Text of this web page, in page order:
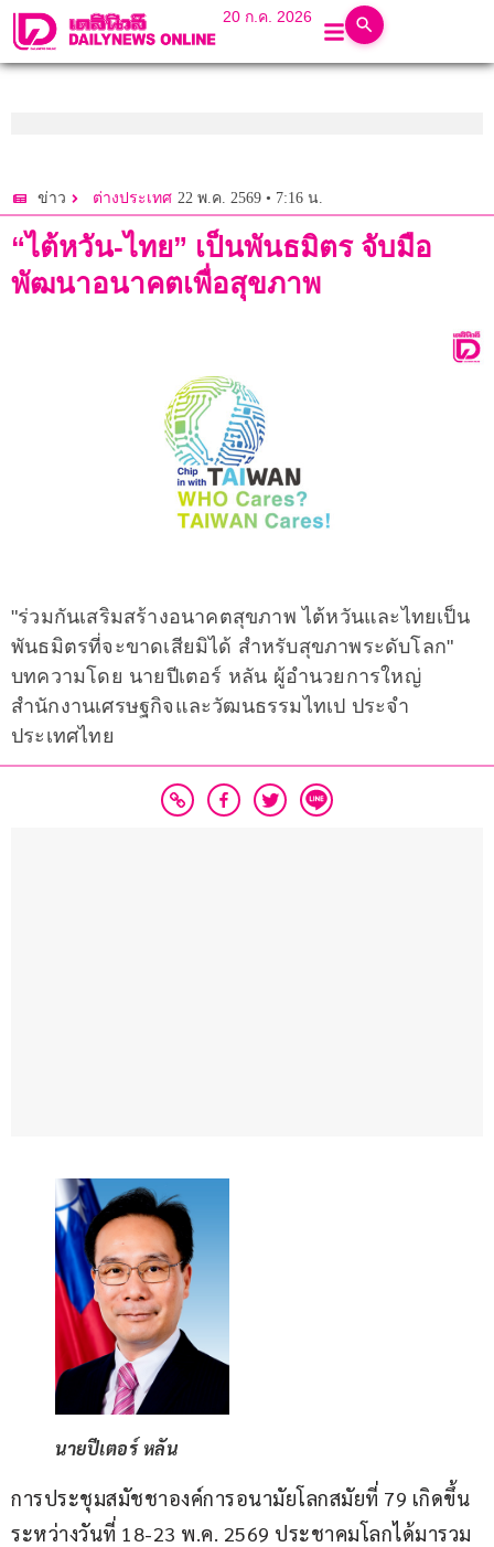
20 ก.ค. 2026
ข่าว ต่างประเทศ 22 พ.ค. 2569 • 7:16 น.
“ไต้หวัน-ไทย” เป็นพันธมิตร จับมือ
พัฒนาอนาคตเพื่อสุขภาพ
"ร่วมกันเสริมสร้างอนาคตสุขภาพ ไต้หวันและไทยเป็น
พันธมิตรที่จะขาดเสียมิได้ สำหรับสุขภาพระดับโลก"
บทความโดย นายปีเตอร์ หลัน ผู้อำนวยการใหญ่
สำนักงานเศรษฐกิจและวัฒนธรรมไทเป ประจำ
ประเทศไทย
นายปีเตอร์ หลัน
การประชุมสมัชชาองค์การอนามัยโลกสมัยที่ 79 เกิดขึ้น
ระหว่างวันที่ 18-23 พ.ค. 2569 ประชาคมโลกได้มารวม